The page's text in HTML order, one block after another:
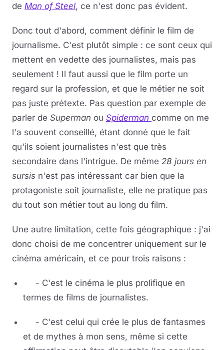
de Man of Steel, ce n'est donc pas évident.
Donc tout d'abord, comment définir le film de
journalisme. C'est plutôt simple : ce sont ceux qui
mettent en vedette des journalistes, mais pas
seulement ! Il faut aussi que le film porte un
regard sur la profession, et que le métier ne soit
pas juste prétexte. Pas question par exemple de
parler de Superman ou Spiderman comme on me
l'a souvent conseillé, étant donné que le fait
qu'ils soient journalistes n'est que très
secondaire dans l'intrigue. De même 28 jours en
sursis n'est pas intéressant car bien que la
protagoniste soit journaliste, elle ne pratique pas
du tout son métier tout au long du film.
Une autre limitation, cette fois géographique : j'ai
donc choisi de me concentrer uniquement sur le
cinéma américain, et ce pour trois raisons :
- C'est le cinéma le plus prolifique en
termes de films de journalistes.
- C'est celui qui crée le plus de fantasmes
et de mythes à mon sens, même si cette